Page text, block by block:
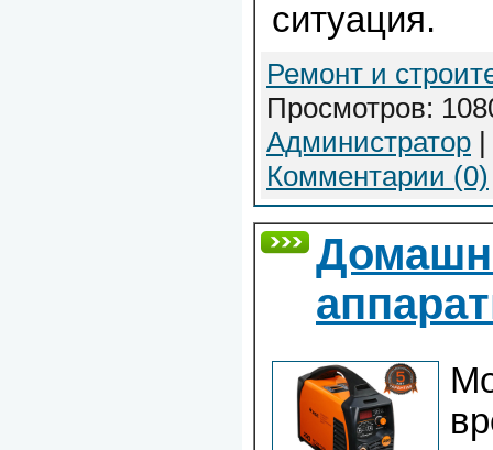
ситуация.
Ремонт и
Просмотров:
Администратор
Комментарии (0)